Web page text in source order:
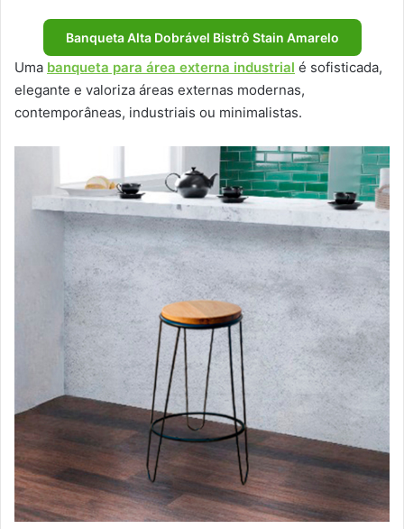
Banqueta Alta Dobrável Bistrô Stain Amarelo
Uma banqueta para área externa industrial é sofisticada,
elegante e valoriza áreas externas modernas,
contemporâneas, industriais ou minimalistas.